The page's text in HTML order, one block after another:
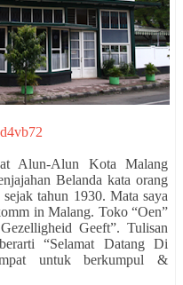
Alun-Alun Kota Malang
Belanda kata orang
tahun 1930. Mata saya
in Malang. Toko “Oen”
Geeft”. Tulisan
“Selamat Datang Di
untuk berkumpul &